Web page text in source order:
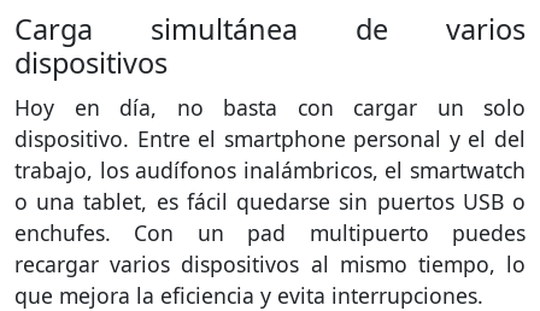
Carga simultánea de varios
dispositivos
Hoy en día, no basta con cargar un solo
dispositivo. Entre el smartphone personal y el del
trabajo, los audífonos inalámbricos, el smartwatch
o una tablet, es fácil quedarse sin puertos USB o
enchufes. Con un pad multipuerto puedes
recargar varios dispositivos al mismo tiempo, lo
que mejora la eficiencia y evita interrupciones.